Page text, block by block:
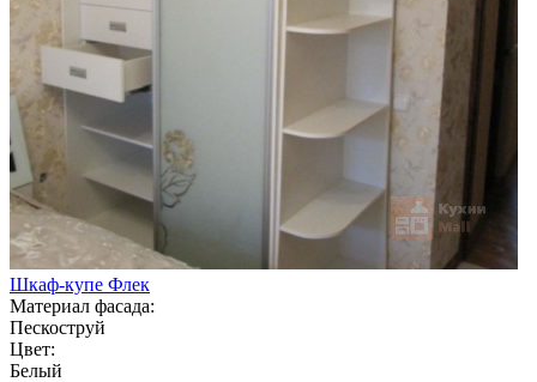
Шкаф-купе Флек
Материал фасада:
Пескоструй
Цвет:
Белый